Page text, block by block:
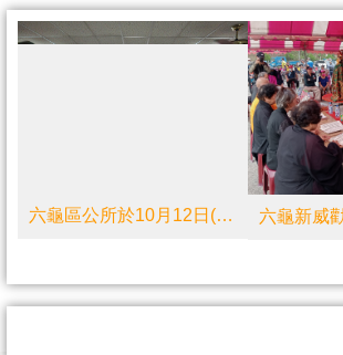
六龜區公所於10月12日(四)舉辦「六龜區112年度重陽節敬老活動」